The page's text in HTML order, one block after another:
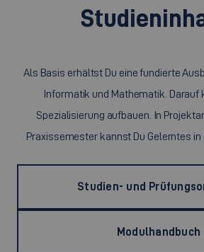
Als Basis erhältst Du eine fundierte
Informatik und Mathematik. Darauf
Spezialisierung aufbauen. In
Praxissemester kannst Du Gelerntes in
Studien- und
Modulhandbuch